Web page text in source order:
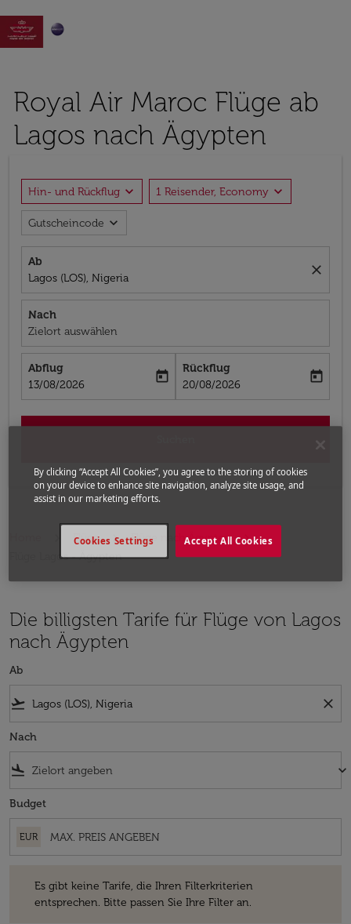

Royal Air Maroc Flüge ab
Lagos nach Ägypten
Hin- und Rückflug expand_more 1 Reisender, Economy expand_more
Gutscheincode expand_more
Ab
Lagos (LOS), Nigeria
close
Nach
Zielort auswählen
Abflug
fc-booking-departure-date-aria-label
13/08/2026
today
Rückflug
fc-booking-return-date-aria-label
20/08/2026
today
Flüge
Flüge nach Ägypten
Flüge Lagos - Ägypten
Die billigsten Tarife für Flüge von Lagos
nach Ägypten
Ab
flight_takeoff close
Nach
flight_land keyboard_arrow_down
Budget
EUR
Es gibt keine Tarife, die Ihren Filterkriterien
entsprechen. Bitte passen Sie Ihre Filter an.
By clicking “Accept All Cookies”, you agree to the storing of cookies
on your device to enhance site navigation, analyze site usage, and
assist in our marketing efforts.
Accept All Cookies
Cookies Settings